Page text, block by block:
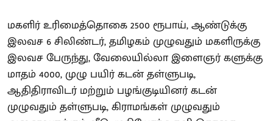
மகளிர் உரிமைத்தொகை 2500 ரூபாய், ஆண்டுக்கு
இலவச 6 சிலிண்டர், தமிழகம் முழுவதும் மகளிருக்கு
இலவச பேருந்து, வேலையில்லா இளைஞர் களுக்கு
மாதம் 4000, முழு பயிர் கடன் தள்ளுபடி,
ஆதிதிராவிடர் மற்றும் பழங்குடியினர் கடன்
முழுவதும் தள்ளுபடி, கிராமங்கள் முழுவதும்